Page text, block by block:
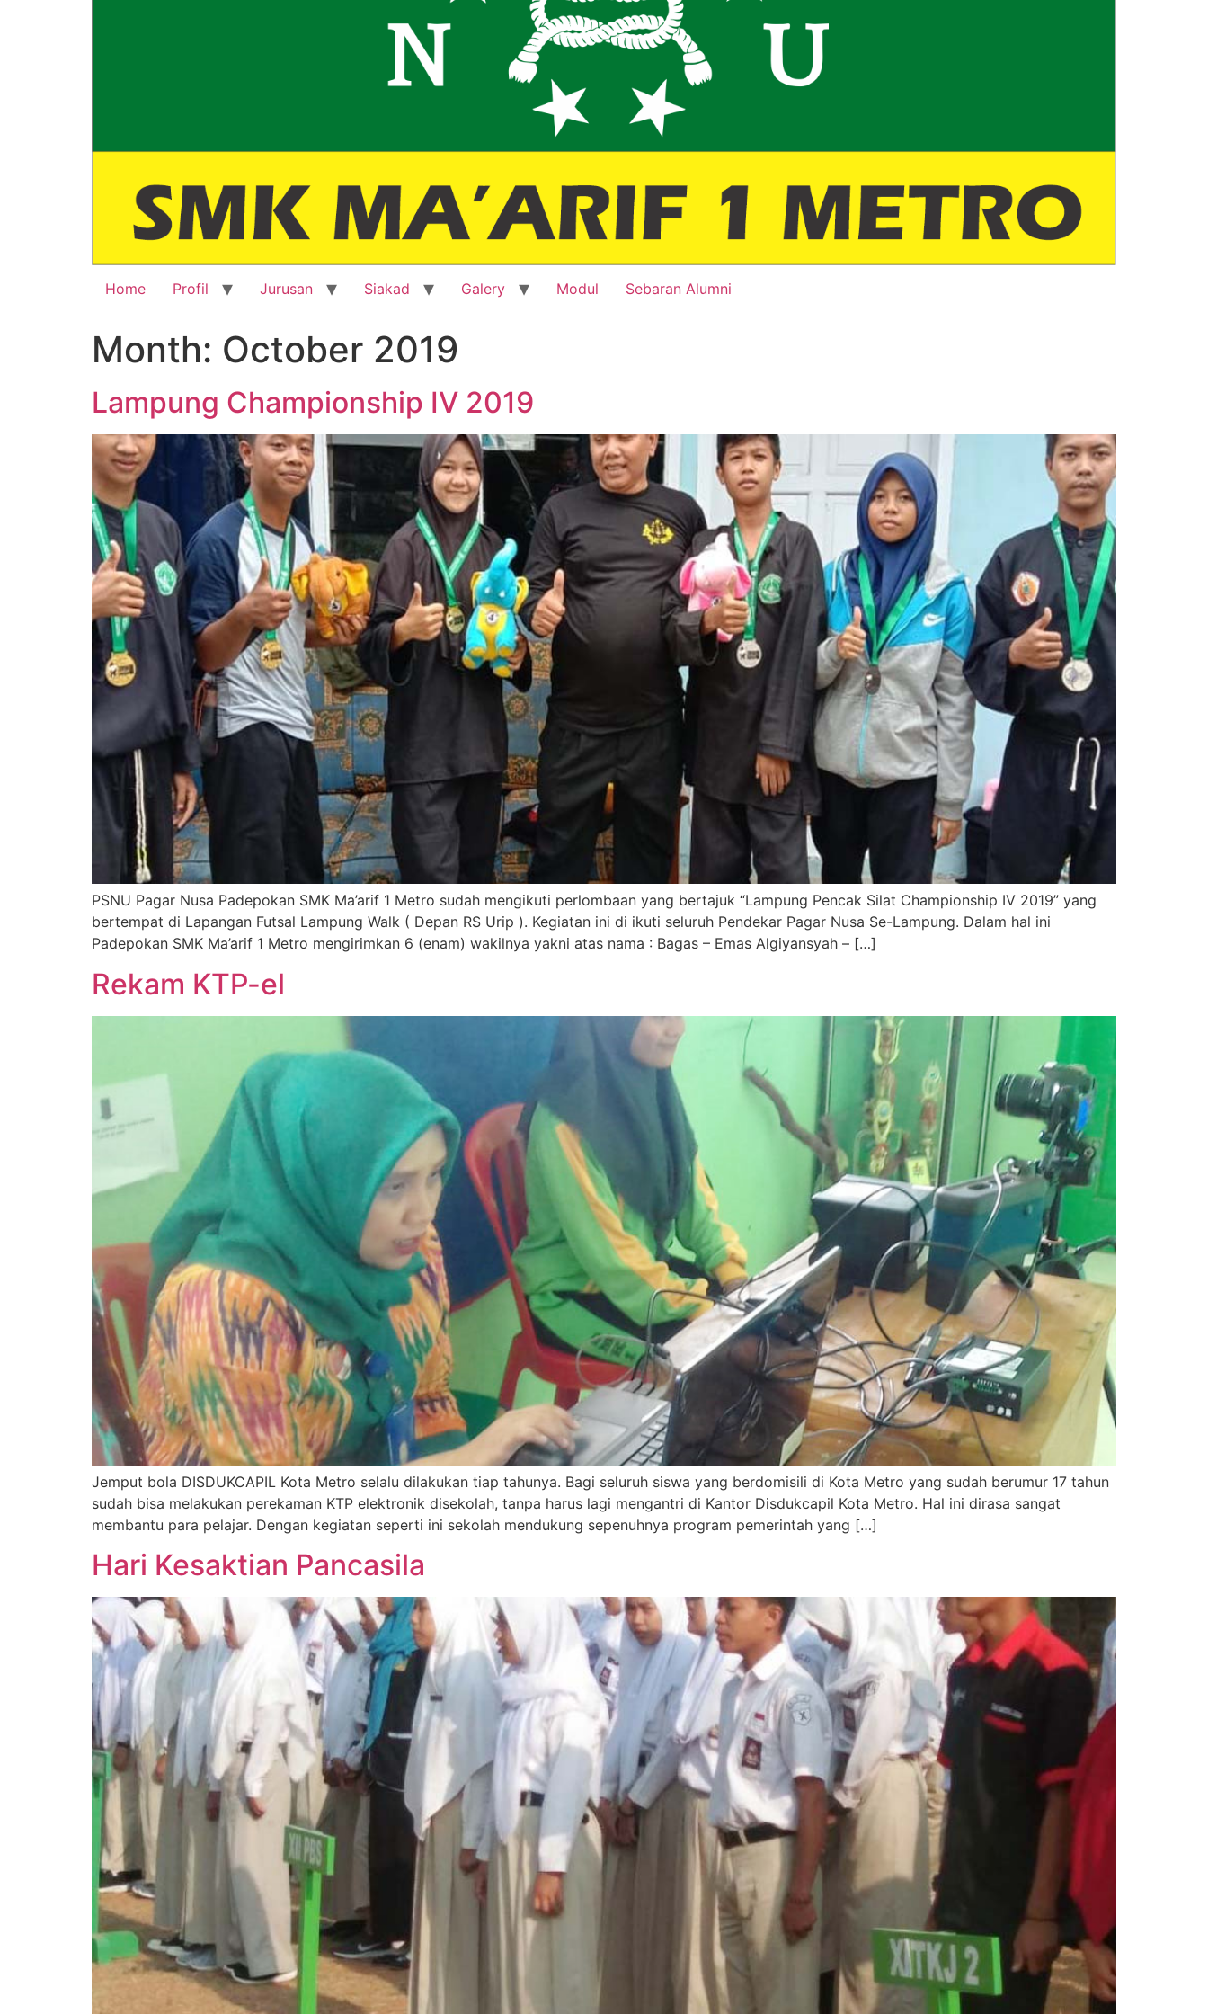
Home Profil Jurusan Siakad Galery Modul Sebaran Alumni
Month: October 2019
Lampung Championship IV 2019
PSNU Pagar Nusa Padepokan SMK Ma’arif 1 Metro sudah mengikuti perlombaan yang bertajuk “Lampung Pencak Silat Championship IV 2019” yang
bertempat di Lapangan Futsal Lampung Walk ( Depan RS Urip ). Kegiatan ini di ikuti seluruh Pendekar Pagar Nusa Se-Lampung. Dalam hal ini
Padepokan SMK Ma’arif 1 Metro mengirimkan 6 (enam) wakilnya yakni atas nama : Bagas – Emas Algiyansyah – […]
Rekam KTP-el
Jemput bola DISDUKCAPIL Kota Metro selalu dilakukan tiap tahunya. Bagi seluruh siswa yang berdomisili di Kota Metro yang sudah berumur 17 tahun
sudah bisa melakukan perekaman KTP elektronik disekolah, tanpa harus lagi mengantri di Kantor Disdukcapil Kota Metro. Hal ini dirasa sangat
membantu para pelajar. Dengan kegiatan seperti ini sekolah mendukung sepenuhnya program pemerintah yang […]
Hari Kesaktian Pancasila